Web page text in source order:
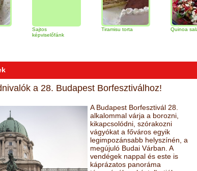
képviselőfánk
Tiramisu torta Quinoa saláta
a 28. Budapest Borfesztiválhoz!
A Budapest Borfesztivál 28.
alkalommal várja a borozni,
kikapcsolódni, szórakozni
vágyókat a főváros egyik
legimpozánsabb helyszínén, a
megújuló Budai Várban. A
vendégek nappal és este is
káprázatos panoráma